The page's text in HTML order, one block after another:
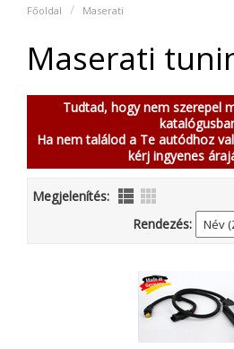
Főoldal Maserati
Maserati
Tudtad, hogy nem szerepel
Ha nem találod a Te autódhoz
kérj ingyenes
Megjelenítés:
Rendezés: